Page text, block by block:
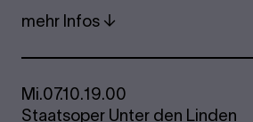
mehr Infos
Mi.07.10.19.00
Staatsoper Unter den Linden